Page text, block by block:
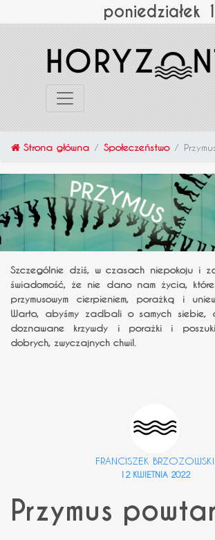
poniedziałek
Strona główna Społeczeństwo
Szczególnie dziś, w czasach niepokoju i
świadomość, że nie dano nam życia,
przymusowym cierpieniem, porażką i
Warto, abyśmy zadbali o samych siebie,
doznawane krzywdy i porażki i
dobrych, zwyczajnych chwil.
FRANCISZEK BRZOZOWSKI
12 KWIETNIA 2022
Przymus